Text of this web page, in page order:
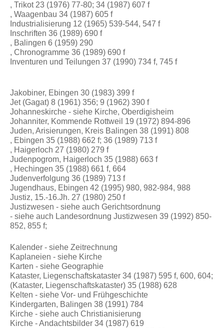
, Trikot 23 (1976) 77-80; 34 (1987) 607 f
, Waagenbau 34 (1987) 605 f
Industrialisierung 12 (1965) 539-544, 547 f
Inschriften 36 (1989) 690 f
, Balingen 6 (1959) 290
, Chronogramme 36 (1989) 690 f
Inventuren und Teilungen 37 (1990) 734 f, 745 f
Jakobiner, Ebingen 30 (1983) 399 f
Jet (Gagat) 8 (1961) 356; 9 (1962) 390 f
Johanneskirche - siehe Kirche, Oberdigisheim
Johanniter, Kommende Rottweil 19 (1972) 894-896
Juden, Arisierungen, Kreis Balingen 38 (1991) 808
, Ebingen 35 (1988) 662 f; 36 (1989) 713 f
, Haigerloch 27 (1980) 279 f
Judenpogrom, Haigerloch 35 (1988) 663 f
, Hechingen 35 (1988) 661 f, 664
Judenverfolgung 36 (1989) 713 f
Jugendhaus, Ebingen 42 (1995) 980, 982-984, 988
Justiz, 15.-16.Jh. 27 (1980) 250 f
Justizwesen - siehe auch Gerichtsordnung
- siehe auch Landesordnung Justizwesen 39 (1992) 850-
852, 855 f;
Kalender - siehe Zeitrechnung
Kaplaneien - siehe Kirche
Karten - siehe Geographie
Kataster, Liegenschaftskataster 34 (1987) 595 f, 600, 604;
(Kataster, Liegenschaftskataster) 35 (1988) 628
Kelten - siehe Vor- und Frühgeschichte
Kindergarten, Balingen 38 (1991) 784
Kirche - siehe auch Christianisierung
Kirche - Andachtsbilder 34 (1987) 619